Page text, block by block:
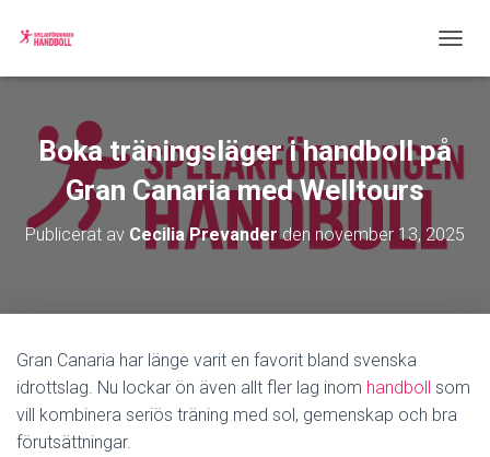
L
/
A
A
N
G
Boka träningsläger i handboll på
Gran Canaria med Welltours
Publicerat av Cecilia Prevanderden november 13, 2025
Gran Canaria har länge varit en favorit bland svenska
idrottslag. Nu lockar ön även allt fler lag inom handboll som
vill kombinera seriös träning med sol, gemenskap och bra
förutsättningar.